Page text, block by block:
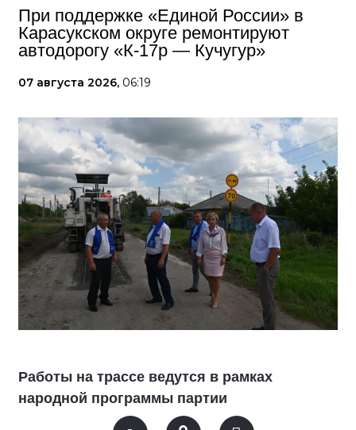
При поддержке «Единой России» в
Карасукском округе ремонтируют
автодорогу «К-17р — Кучугур»
07 августа 2026, 06:19
Работы на трассе ведутся в рамках
народной программы партии